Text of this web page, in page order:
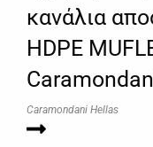
κανάλια
HDPE
Caramondani Hellas